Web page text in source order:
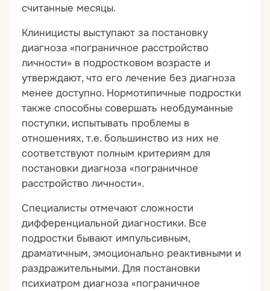
считанные месяцы.
Клиницисты выступают за постановку
диагноза «пограничное расстройство
личности» в подростковом возрасте и
утверждают, что его лечение без диагноза
менее доступно. Нормотипичные подростки
также способны совершать необдуманные
поступки, испытывать проблемы в
отношениях, т.е. большинство из них не
соответствуют полным критериям для
постановки диагноза «пограничное
расстройство личности».
Специалисты отмечают сложности
дифференциальной диагностики. Все
подростки бывают импульсивным,
драматичным, эмоционально реактивными и
раздражительными. Для постановки
психиатром диагноза «пограничное